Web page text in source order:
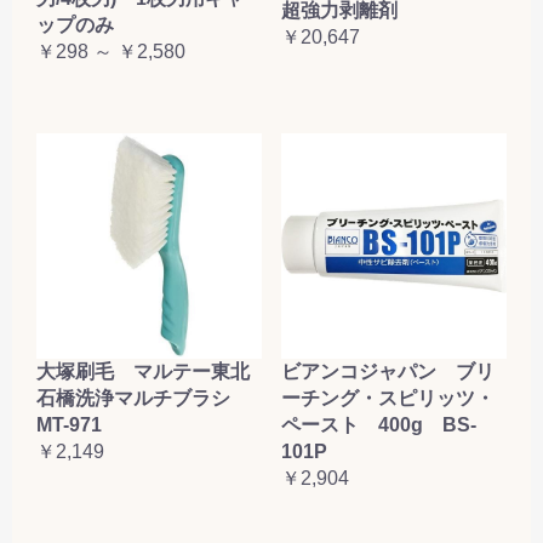
ップのみ
￥298 ～ ￥2,580
超強力剥離剤
￥20,647
大塚刷毛 マルテー東北
石橋洗浄マルチブラシ
MT-971
￥2,149
ビアンコジャパン ブリ
ーチング・スピリッツ・
ペースト 400g BS-
101P
￥2,904